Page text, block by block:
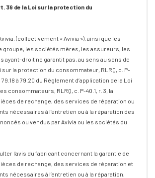
39 de la Loi sur la protection du
(collectivement « Avivia »), ainsi que les
groupe, les sociétés mères, les assureurs, les
ayant-droit ne garantit pas, au sens au sens de
sur la protection du consommateur, RLRQ, c. P-
à 79.20 du Règlement d’application de la Loi
consommateurs, RLRQ, c. P-40.1, r. 3, la
de rechange, des services de réparation ou
nécessaires à l’entretien ou à la réparation des
ou vendus par Avivia ou les sociétés du
l'avis du fabricant concernant la garantie de
de rechange, des services de réparation et
nécessaires à l’entretien ou à la réparation,